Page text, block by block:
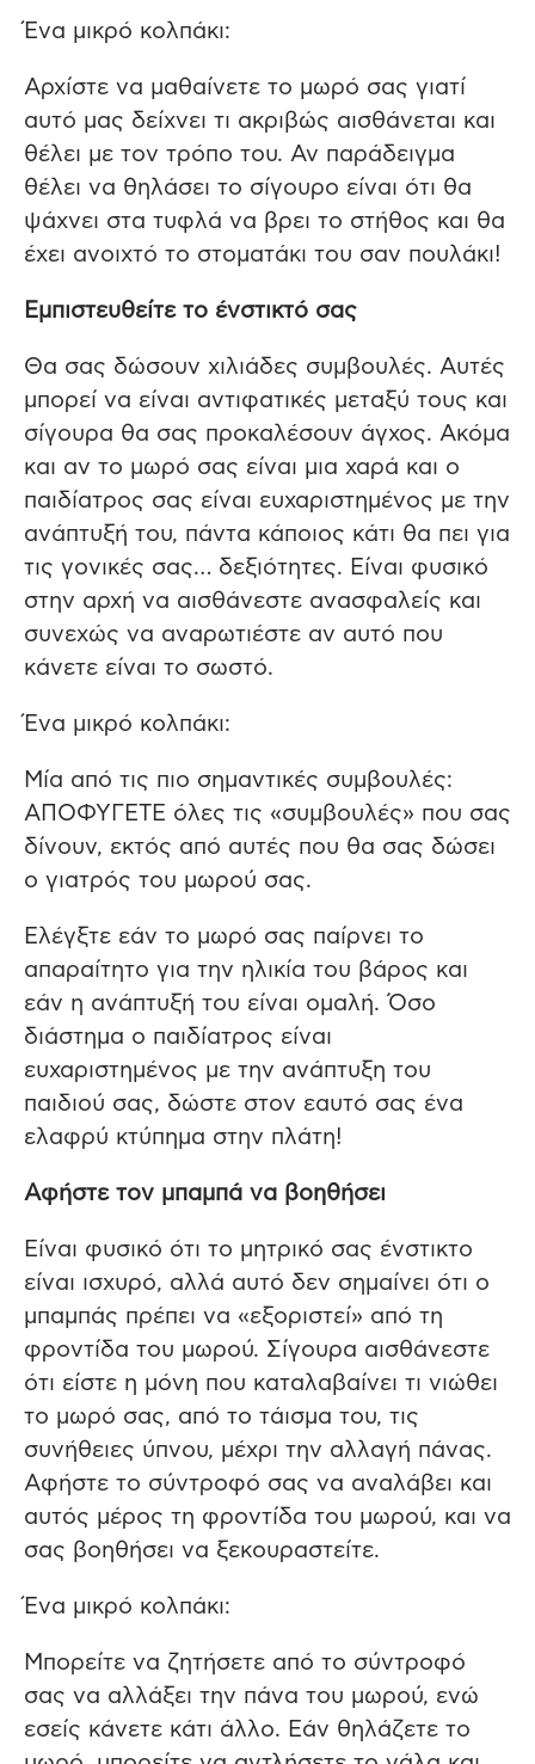
Ένα μικρό κολπάκι:
Αρχίστε να μαθαίνετε το μωρό σας γιατί
αυτό μας δείχνει τι ακριβώς αισθάνεται και
θέλει με τον τρόπο του. Αν παράδειγμα
θέλει να θηλάσει το σίγουρο είναι ότι θα
ψάχνει στα τυφλά να βρει το στήθος και θα
έχει ανοιχτό το στοματάκι του σαν πουλάκι!
Εμπιστευθείτε το ένστικτό σας
Θα σας δώσουν χιλιάδες συμβουλές. Αυτές
μπορεί να είναι αντιφατικές μεταξύ τους και
σίγουρα θα σας προκαλέσουν άγχος. Ακόμα
και αν το μωρό σας είναι μια χαρά και ο
παιδίατρος σας είναι ευχαριστημένος με την
ανάπτυξή του, πάντα κάποιος κάτι θα πει για
τις γονικές σας… δεξιότητες. Είναι φυσικό
στην αρχή να αισθάνεστε ανασφαλείς και
συνεχώς να αναρωτιέστε αν αυτό που
κάνετε είναι το σωστό.
Ένα μικρό κολπάκι:
Μία από τις πιο σημαντικές συμβουλές:
ΑΠΟΦΥΓΕΤΕ όλες τις «συμβουλές» που σας
δίνουν, εκτός από αυτές που θα σας δώσει
ο γιατρός του μωρού σας.
Ελέγξτε εάν το μωρό σας παίρνει το
απαραίτητο για την ηλικία του βάρος και
εάν η ανάπτυξή του είναι ομαλή. Όσο
διάστημα ο παιδίατρος είναι
ευχαριστημένος με την ανάπτυξη του
παιδιού σας, δώστε στον εαυτό σας ένα
ελαφρύ κτύπημα στην πλάτη!
Αφήστε τον μπαμπά να βοηθήσει
Είναι φυσικό ότι το μητρικό σας ένστικτο
είναι ισχυρό, αλλά αυτό δεν σημαίνει ότι ο
μπαμπάς πρέπει να «εξοριστεί» από τη
φροντίδα του μωρού. Σίγουρα αισθάνεστε
ότι είστε η μόνη που καταλαβαίνει τι νιώθει
το μωρό σας, από το τάισμα του, τις
συνήθειες ύπνου, μέχρι την αλλαγή πάνας.
Αφήστε το σύντροφό σας να αναλάβει και
αυτός μέρος τη φροντίδα του μωρού, και να
σας βοηθήσει να ξεκουραστείτε.
Ένα μικρό κολπάκι:
Μπορείτε να ζητήσετε από το σύντροφό
σας να αλλάξει την πάνα του μωρού, ενώ
εσείς κάνετε κάτι άλλο. Εάν θηλάζετε το